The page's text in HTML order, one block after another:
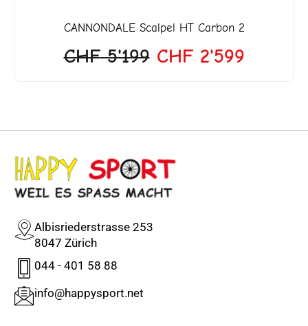
CANNONDALEScalpel HT Carbon 2
CHF5'199 CHF2'599
Albisriederstrasse 253
8047 Zürich
044 - 401 58 88
info@happysport.net